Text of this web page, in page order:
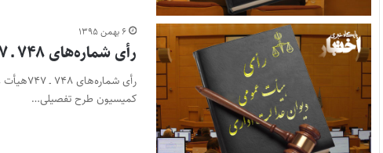
۶ بهمن ۱۳۹۵
رأی شماره‌های ۷۴۸ ـ ۷۴۷ هیأت عمومی دیوان عدالت اداری
کمیسیون طرح تفصیلی…